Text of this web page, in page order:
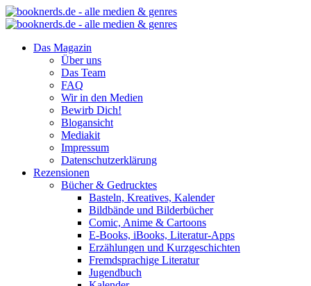
Das Magazin
Über uns
Das Team
FAQ
Wir in den Medien
Bewirb Dich!
Blogansicht
Mediakit
Impressum
Datenschutzerklärung
Rezensionen
Bücher & Gedrucktes
Basteln, Kreatives, Kalender
Bildbände und Bilderbücher
Comic, Anime & Cartoons
E-Books, iBooks, Literatur-Apps
Erzählungen und Kurzgeschichten
Fremdsprachige Literatur
Jugendbuch